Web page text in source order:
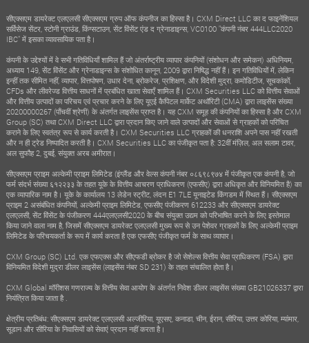
सीएक्सएम डायरेक्ट एलएलसी सीएक्सएम ग्रुप ऑफ कंपनीज का हिस्सा है। CXM Direct LLC का द फाइनेंशियल
सर्विसेज सेंटर, स्टोनी ग्राउंड, किंग्सटाउन, सेंट विंसेंट एंड द ग्रेनाडाइन्स, VC0100 "कंपनी नंबर 444LLC2020
IBC" में इसका व्यावसायिक पता है।
कंपनी के उद्देश्यों में वे सभी गतिविधियाँ शामिल हैं जो अंतर्राष्ट्रीय व्यापार कंपनियों (संशोधन और समेकन) अधिनियम,
अध्याय 149, सेंट विंसेंट और ग्रेनाडाइन्स के संशोधित कानून, 2009 द्वारा निषिद्ध नहीं हैं। इन गतिविधियों में, लेकिन
इन्हीं तक सीमित नहीं, व्यापार, वित्तपोषण, उधार देना, ब्रोकरेज, प्रशिक्षण, और विदेशी मुद्रा, कमोडिटीज, सूचकांकों,
CFDs और लीवरेज्ड वित्तीय साधनों में प्रबंधित खाता सेवाएँ शामिल हैं। CXM Securities LLC को वित्तीय सेवाओं
और वित्तीय उत्पादों का परिचय एवं प्रचार करने के लिए यूएई कैपिटल मार्केट अथॉरिटी (CMA) द्वारा लाइसेंस संख्या
20200000267 (पाँचवीं श्रेणी) के अंतर्गत लाइसेंस प्राप्त है। यह CXM समूह की कंपनियों का हिस्सा है और CXM
Group (SC) तथा CXM Direct LLC द्वारा प्रदान किए जाने वाले उत्पादों और सेवाओं से ग्राहकों को परिचित
कराने के लिए स्वतंत्र रूप से कार्य करती है। CXM Securities LLC ग्राहकों की धनराशि अपने पास नहीं रखती
और न ही ट्रेड निष्पादित करती है। CXM Securities LLC का पंजीकृत पता है: 32वीं मंज़िल, अल सलाम टावर,
अल सुफौह 2, दुबई, संयुक्त अरब अमीरात।
सीएक्सएम प्राइम अल्केमी प्राइम लिमिटेड (इंग्लैंड और वेल्स कंपनी नंबर ०८६९८९७४ में पंजीकृत एक कंपनी है, जो
फर्म संदर्भ संख्या ६१२२३३ के तहत यूके के वित्तीय आचरण प्राधिकरण (एफसीए) द्वारा अधिकृत और विनियमित है) का
एक व्यापारिक नाम है। यूके के कार्यालय 13 लेडेन स्ट्रीट, लंदन E1 7LE यूनाइटेड किंगडम में स्थित हैं। सीएक्सएम
प्राइम 2 असंबंधित कंपनियों, अल्केमी प्राइम लिमिटेड, एफसीए पंजीकरण 612233 और सीएक्सएम डायरेक्ट
एलएलसी, सेंट विंसेंट के पंजीकरण 444एलएलसी2020 के बीच संयुक्त उद्यम को परिभाषित करने के लिए इस्तेमाल
किया जाने वाला नाम है, जिसमें सीएक्सएम डायरेक्ट एलएलसी मुख्य रूप से उन पेशेवर ग्राहकों के लिए अल्केमी प्राइम
लिमिटेड के परिचयकर्ता के रूप में कार्य करता है एक एफसीए पंजीकृत फर्म के साथ व्यापार।
CXM Group (SC) Ltd. एक एफएक्स और सीएफडी ब्रोकर है जो सेशेल्स वित्तीय सेवा प्राधिकरण (FSA) द्वारा
विनियमित विदेशी मुद्रा डीलर लाइसेंस (लाइसेंस नंबर SD 231) के तहत संचालित होता है।
CXM Global मॉरीशस गणराज्य के वित्तीय सेवा आयोग के अंतर्गत निवेश डीलर लाइसेंस संख्या GB21026337 द्वारा
नियंत्रित किया जाता है .
क्षेत्रीय प्रतिबंध: सीएक्सएम डायरेक्ट एलएलसी अल्जीरिया, यूएसए, कनाडा, चीन, ईरान, सीरिया, उत्तर कोरिया, म्यांमार,
सूडान और सीरिया के निवासियों को सेवाएं प्रदान नहीं करता है।